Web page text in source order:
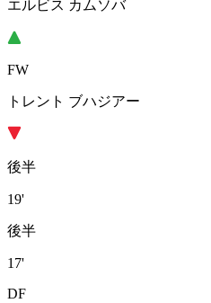
エルビス カムソバ
FW
トレント ブハジアー
後半
19'
後半
17'
DF